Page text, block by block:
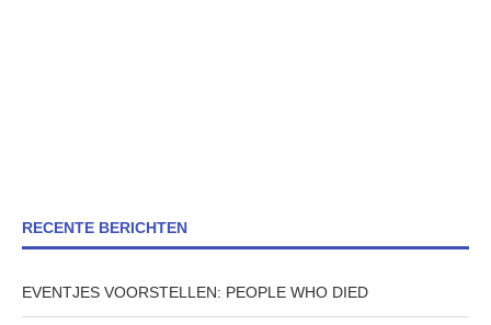
RECENTE BERICHTEN
EVENTJES VOORSTELLEN: PEOPLE WHO DIED